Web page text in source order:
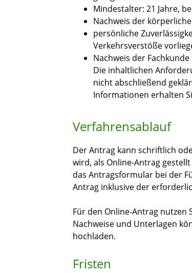
Mindestalter: 21 Jahre,
Nachweis der
persönliche
Verkehrsverstöße
Nachweis der
Die inhaltlichen
nicht abschließend
Informationen erhalten
Verfahrensablauf
Der Antrag kann schriftlich
wird, als Online-Antrag
das Antragsformular bei der
Antrag inklusive der
Für den Online-Antrag nutzen
Nachweise und Unterlagen
hochladen.
Fristen